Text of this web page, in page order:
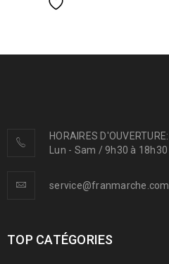
HORAIRES D'OUVERTURE:
Lun - Sam / 9h30 à 18h30
service@franmarche.com
TOP CATÉGORIES